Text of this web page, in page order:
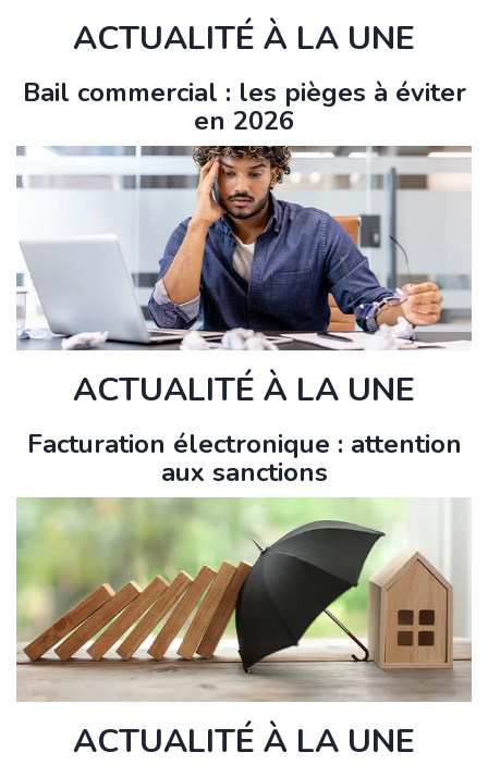
ACTUALITÉ À LA UNE
Bail commercial : les pièges à éviter
en 2026
ACTUALITÉ À LA UNE
Facturation électronique : attention
aux sanctions
ACTUALITÉ À LA UNE